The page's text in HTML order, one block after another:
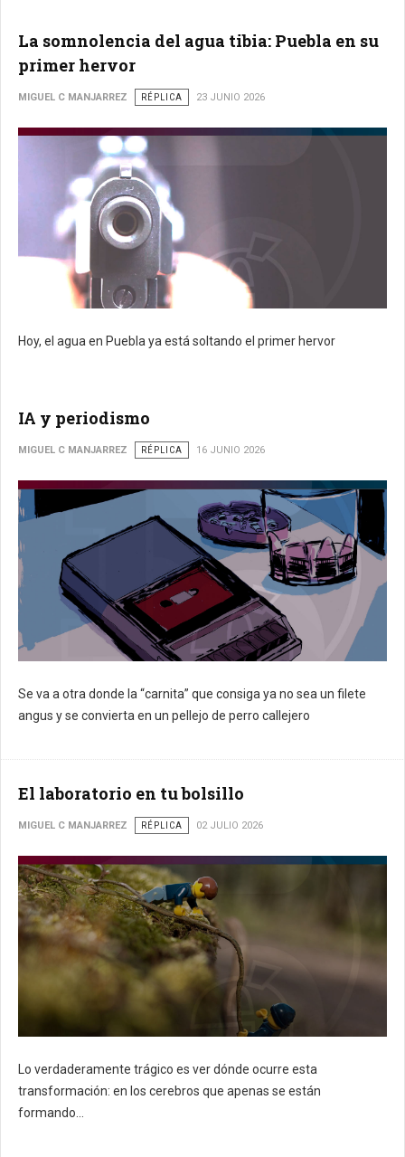
La somnolencia del agua tibia: Puebla en su
primer hervor
MIGUEL C MANJARREZ RÉPLICA 23 JUNIO 2026
Hoy, el agua en Puebla ya está soltando el primer hervor
IA y periodismo
MIGUEL C MANJARREZ RÉPLICA 16 JUNIO 2026
Se va a otra donde la “carnita” que consiga ya no sea un filete
angus y se convierta en un pellejo de perro callejero
El laboratorio en tu bolsillo
MIGUEL C MANJARREZ RÉPLICA 02 JULIO 2026
Lo verdaderamente trágico es ver dónde ocurre esta
transformación: en los cerebros que apenas se están
formando...